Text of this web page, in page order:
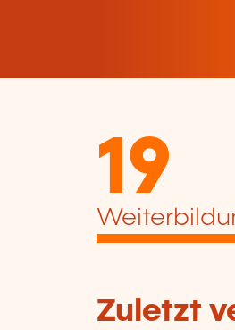
19
Zuletzt